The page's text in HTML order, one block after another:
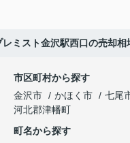
レミスト金沢駅西口の売却
市区町村から探す
金沢市
かほく市 七尾
河北郡津幡町
町名から探す